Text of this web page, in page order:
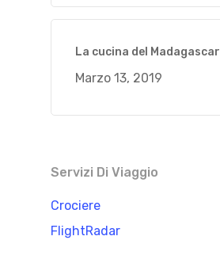
La cucina del Madagascar
Marzo 13, 2019
Servizi Di Viaggio
Crociere
FlightRadar